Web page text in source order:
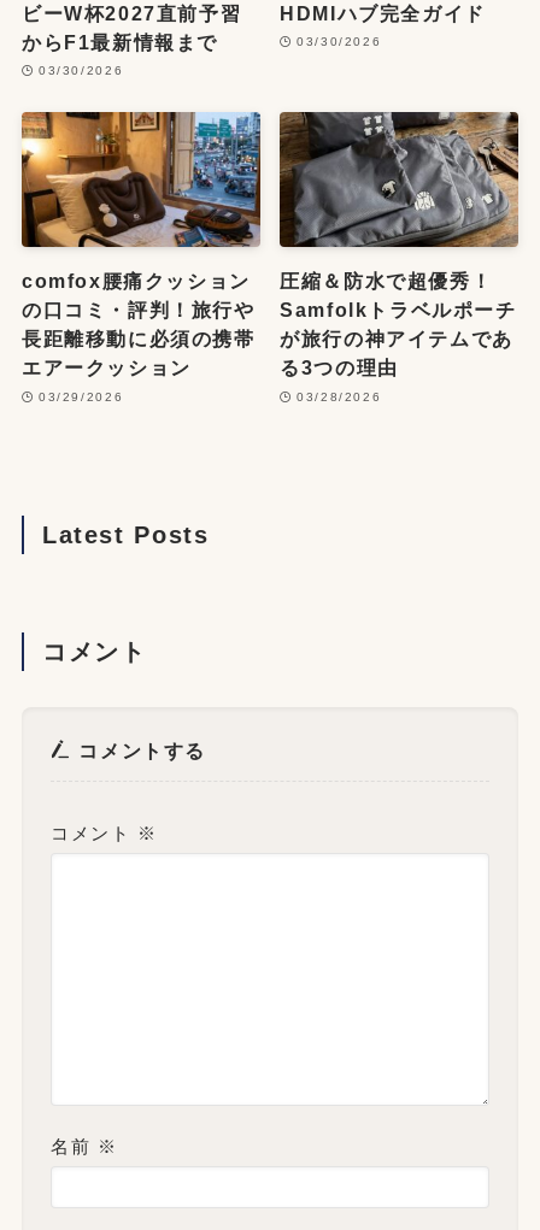
ビーW杯2027直前予習
からF1最新情報まで
03/30/2026
HDMIハブ完全ガイド
03/30/2026
comfox腰痛クッション
の口コミ・評判！旅行や
長距離移動に必須の携帯
エアークッション
03/29/2026
圧縮＆防水で超優秀！
Samfolkトラベルポーチ
が旅行の神アイテムであ
る3つの理由
03/28/2026
Latest Posts
コメント
コメントする
コメント ※
名前 ※